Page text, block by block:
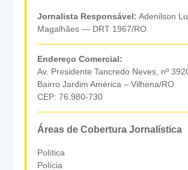
Jornalista Responsável: Adenilson
Magalhães — DRT 1967/RO
Endereço Comercial:
Av. Presidente Tancredo Neves, nº
Bairro Jardim América – Vilhena/RO
CEP: 76.980-730
Áreas de Cobertura Jornalística
Política
Polícia